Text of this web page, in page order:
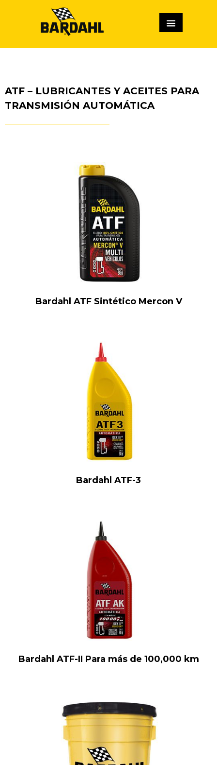
ATF – LUBRICANTES Y ACEITES PARA
TRANSMISIÓN AUTOMÁTICA
Bardahl ATF Sintético Mercon V
Bardahl ATF-3
Bardahl ATF-II Para más de 100,000 km